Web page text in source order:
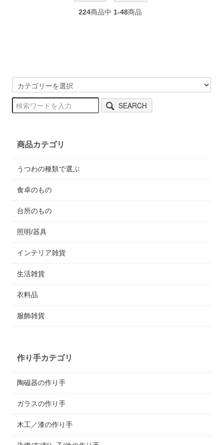
224商品中 1-48商品
SEARCH
商品カテゴリ
うつわの種類で選ぶ
食卓のもの
台所のもの
照明/器具
インテリア雑貨
生活雑貨
衣料品
服飾雑貨
作り手カテゴリ
陶磁器の作り手
ガラスの作り手
木工／漆の作り手